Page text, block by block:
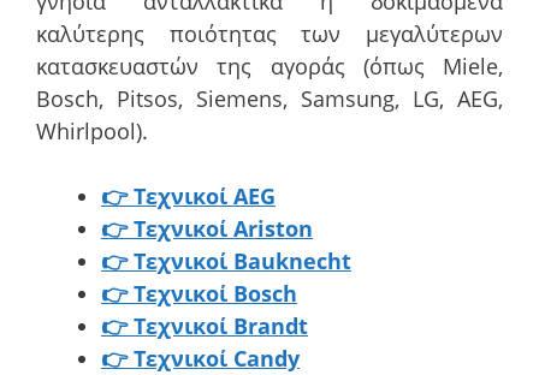
καλύτερης ποιότητας των μεγαλύτερων
κατασκευαστών της αγοράς (όπως Miele,
Bosch, Pitsos, Siemens, Samsung, LG, AEG,
Whirlpool).
👉 Τεχνικοί AEG
👉 Τεχνικοί Ariston
👉 Τεχνικοί Bauknecht
👉 Τεχνικοί Bosch
👉 Τεχνικοί Brandt
👉 Τεχνικοί Candy